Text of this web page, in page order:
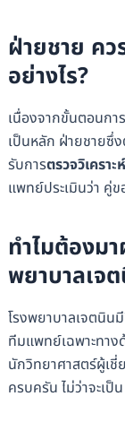
ฝ่ายชาย คว
อย่างไร?
เนื่องจากขั้นตอนกา
เป็นหลัก ฝ่ายชายซึ่
รับการตรวจวิเครา
แพทย์ประเมินว่า คู่
ทำไมต้องม
พยาบาลเจ
โรงพยาบาลเจตนิน
ทีมแพทย์เฉพาะทาง
นักวิทยาศาสตร์ผู้เชี่
ครบครัน ไม่ว่าจะเป็น